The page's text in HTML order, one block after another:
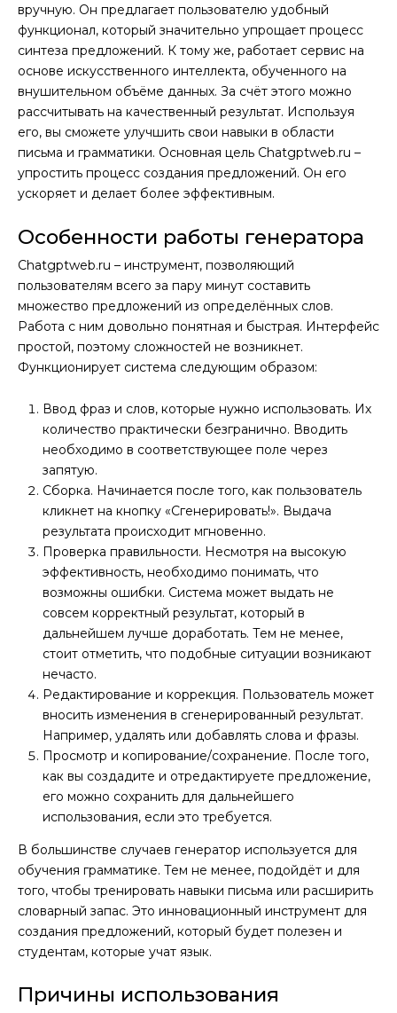
вручную. Он предлагает пользователю удобный
функционал, который значительно упрощает процесс
синтеза предложений. К тому же, работает сервис на
основе искусственного интеллекта, обученного на
внушительном объёме данных. За счёт этого можно
рассчитывать на качественный результат. Используя
его, вы сможете улучшить свои навыки в области
письма и грамматики. Основная цель Chatgptweb.ru –
упростить процесс создания предложений. Он его
ускоряет и делает более эффективным.
Особенности работы генератора
Chatgptweb.ru – инструмент, позволяющий
пользователям всего за пару минут составить
множество предложений из определённых слов.
Работа с ним довольно понятная и быстрая. Интерфейс
простой, поэтому сложностей не возникнет.
Функционирует система следующим образом:
Ввод фраз и слов, которые нужно использовать. Их
количество практически безгранично. Вводить
необходимо в соответствующее поле через
запятую.
Сборка. Начинается после того, как пользователь
кликнет на кнопку «Сгенерировать!». Выдача
результата происходит мгновенно.
Проверка правильности. Несмотря на высокую
эффективность, необходимо понимать, что
возможны ошибки. Система может выдать не
совсем корректный результат, который в
дальнейшем лучше доработать. Тем не менее,
стоит отметить, что подобные ситуации возникают
нечасто.
Редактирование и коррекция. Пользователь может
вносить изменения в сгенерированный результат.
Например, удалять или добавлять слова и фразы.
Просмотр и копирование/сохранение. После того,
как вы создадите и отредактируете предложение,
его можно сохранить для дальнейшего
использования, если это требуется.
В большинстве случаев генератор используется для
обучения грамматике. Тем не менее, подойдёт и для
того, чтобы тренировать навыки письма или расширить
словарный запас. Это инновационный инструмент для
создания предложений, который будет полезен и
студентам, которые учат язык.
Причины использования